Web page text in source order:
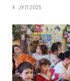
4. ЈУЛ 2025.